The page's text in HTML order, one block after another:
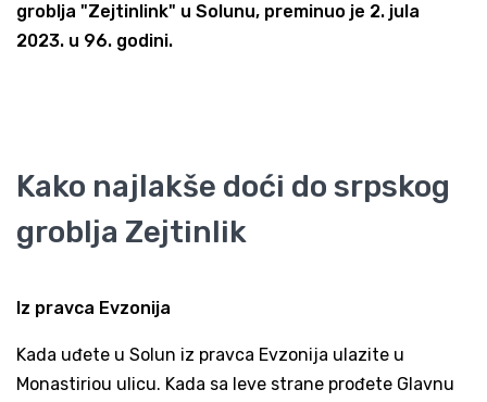
groblja "Zejtinlink" u Solunu, preminuo je 2. jula
2023. u 96. godini.
Kako najlakše doći do srpskog
groblja Zejtinlik
Iz pravca Evzonija
Kada uđete u Solun iz pravca Evzonija ulazite u
Monastiriou ulicu. Kada sa leve strane prođete Glavnu